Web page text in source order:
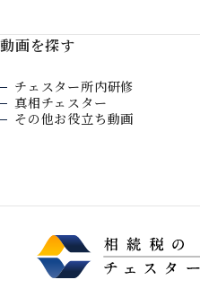
動画を探す
チェスター所内研修
真相チェスター
その他お役立ち動画